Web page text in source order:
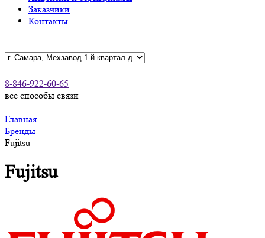
Заказчики
Контакты
8-846-922-60-65
все способы связи
Главная
Бренды
Fujitsu
Fujitsu